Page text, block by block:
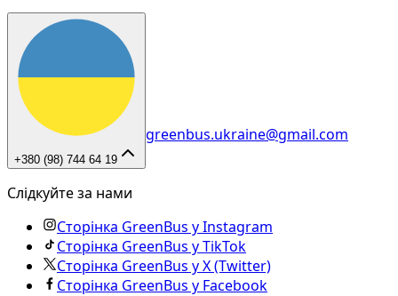
+380 (98) 744 64 19
greenbus.ukraine@gmail.com
Слідкуйте за нами
Сторінка GreenBus у Instagram
Сторінка GreenBus у TikTok
Сторінка GreenBus у X (Twitter)
Сторінка GreenBus у Facebook